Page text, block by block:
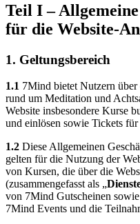
Teil I –
für die Website-
1. Geltungsbereich
1.1 7Mind bietet Nutzern über
rund um Meditation und
Website insbesondere Kurse
und einlösen sowie Tickets
1.2 Diese Allgemeinen
gelten für die Nutzung der
von Kursen, die über die
(zusammengefasst als „
von 7Mind Gutscheinen
7Mind Events und die